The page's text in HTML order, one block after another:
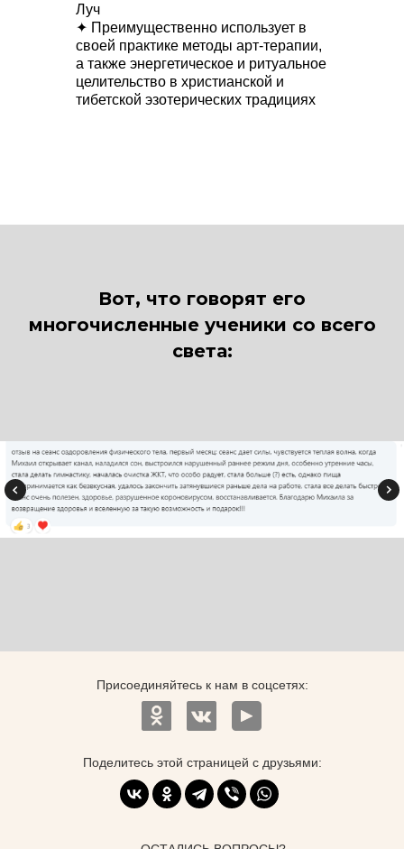
Луч
✦ Преимущественно использует в
своей практике методы арт-терапии,
а также энергетическое и ритуальное
целительство в христианской и
тибетской эзотерических традициях
Вот, что говорят его
многочисленные ученики со всего
света:
Поделитесь этой страницей с друзьями:
Присоединяйтесь к нам в соцсетях: